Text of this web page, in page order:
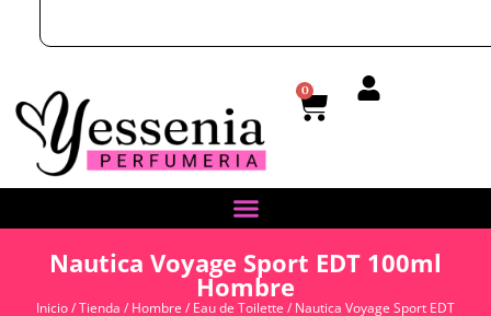
0
Nautica Voyage Sport EDT 100ml
Hombre
Inicio/Tienda / Hombre / Eau de Toilette / Nautica Voyage Sport EDT